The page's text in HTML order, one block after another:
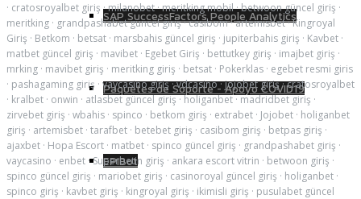
SAP SuccessFactors People Analytics
Paquetes de Soporte - Apoyo COVID19
EPIBot
· cratosroyalbet giriş ·milanobet·meritking mobil·betwoon güncel giriş ·
meritking · grandpashabet güncel giriş·casibom·artemisbet·Kingroyal
Giriş · Betkom · betsat · marsbahis güncel giriş · jupiterbahis giriş · Kavbet ·
matbet güncel giriş · mavibet · Egebet Giriş · bettutkey giriş · imajbet giriş ·
mrking · mavibet giriş · meritking giriş · betsat · Pokerklas · egebet resmi giris
· pashagaming giriş · vaycasino giriş·vdcasino·jojobet giriş·cratosroyalbet
· kralbet · onwin · atlasbet güncel giriş·holiganbet·madridbet giriş ·
zirvebet giriş · wbahis · spinco · betkom giriş · extrabet · Jojobet · holiganbet
giriş · artemisbet · tarafbet · betebet giriş · casibom giriş · betpas giriş ·
ajaxbet · Hopa Escort · matbet · spinco güncel giriş · grandpashabet giriş ·
vaycasino · enbet ·Superbetin giriş · ankara escort vitrin · betwoon giriş ·
spinco güncel giriş · mariobet giriş · casinoroyal güncel giriş · holiganbet ·
spinco giriş · kavbet giriş · kingroyal giriş · ikimisli giriş · pusulabet güncel